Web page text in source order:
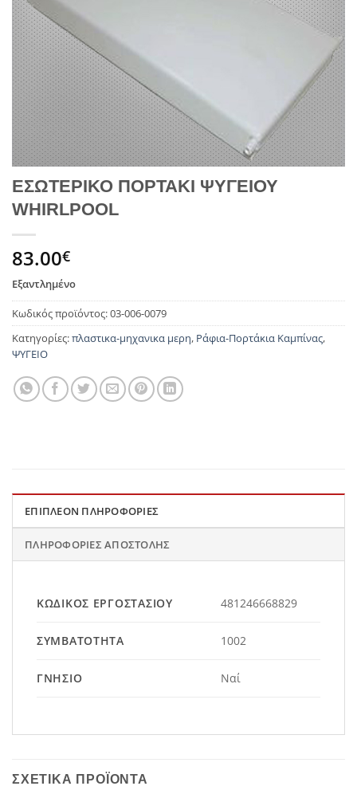
ΕΣΩΤΕΡΙΚΟ ΠΟΡΤΑΚΙ ΨΥΓΕΙΟΥ
WHIRLPOOL
83.00€
Εξαντλημένο
Κωδικός προϊόντος:03-006-0079
Κατηγορίες:πλαστικα-μηχανικα μερη, Ράφια-Πορτάκια Καμπίνας,
ΨΥΓΕΙΟ
ΕΠΙΠΛΈΟΝ ΠΛΗΡΟΦΟΡΊΕΣ
ΠΛΗΡΟΦΟΡΊΕΣ ΑΠΟΣΤΟΛΉΣ
ΚΩΔΙΚΌΣ ΕΡΓΟΣΤΑΣΊΟΥ 481246668829
ΣΥΜΒΑΤΌΤΗΤΑ 1002
ΓΝΉΣΙΟ Ναί
ΣΧΕΤΙΚΆ ΠΡΟΪΌΝΤΑ